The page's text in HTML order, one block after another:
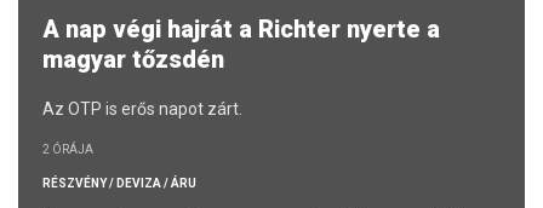
A nap végi hajrát a Richter nyerte a
magyar tőzsdén
Az OTP is erős napot zárt.
2 ÓRÁJA
RÉSZVÉNY / DEVIZA / ÁRU